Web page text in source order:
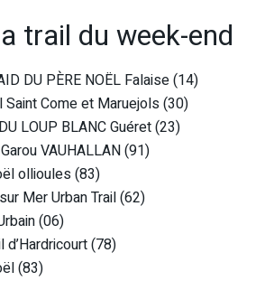
trail du week-end
DU PÈRE NOËL Falaise (14)
Saint Come et Maruejols (30)
LOUP BLANC Guéret (23)
VAUHALLAN (91)
ollioules (83)
Mer Urban Trail (62)
(06)
d’Hardricourt (78)
(83)